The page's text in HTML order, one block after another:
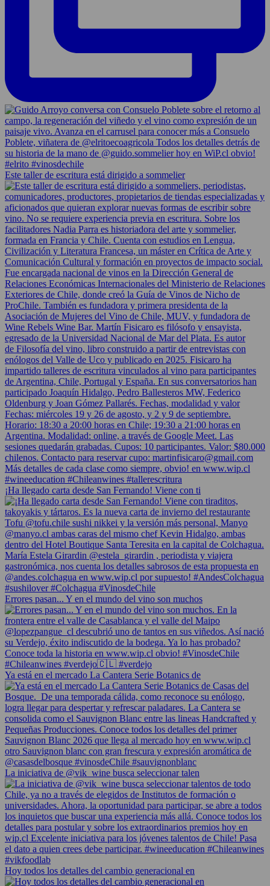
Este taller de escritura está dirigido a sommelier
¡Ha llegado carta desde San Fernando! Viene con ti
Errores pasan... Y en el mundo del vino son muchos
Ya está en el mercado La Cantera Serie Botanics de
La iniciativa de @vik_wine busca seleccionar talen
Hoy todos los detalles del cambio generacional en